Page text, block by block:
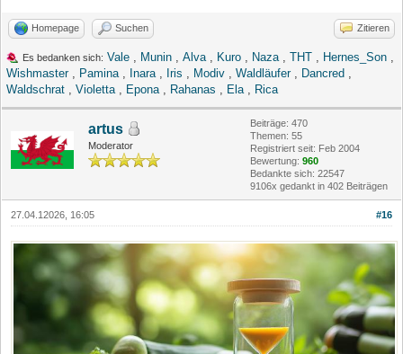
Homepage Suchen Zitieren
Es bedanken sich: Vale Munin Alva Kuro Naza THT Hernes_Son
Wishmaster, Pamina Inara Iris Modiv Waldläufer, Dancred
Waldschrat
Violetta Epona Rahanas Ela Rica
artus
Moderator
Beiträge: 470
Themen: 55
Registriert seit: Feb 2004
Bewertung: 960
Bedankte sich: 22547
9106x gedankt in 402 Beiträgen
#16
27.04.12026, 16:05